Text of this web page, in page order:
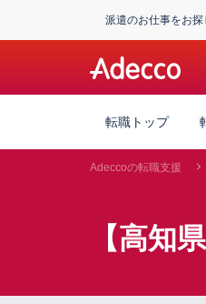
派遣のお仕事をお探
転職トップ
Adeccoの転職支援
【高知